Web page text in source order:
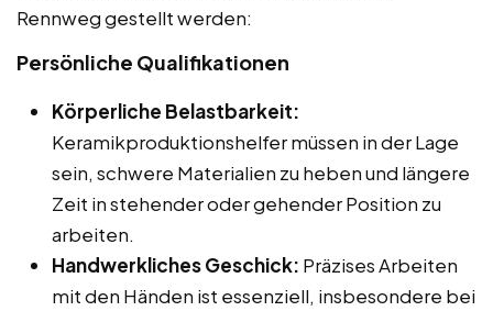
Rennweg gestellt werden:
Persönliche Qualifikationen
Körperliche Belastbarkeit:
Keramikproduktionshelfer müssen in der Lage
sein, schwere Materialien zu heben und längere
Zeit in stehender oder gehender Position zu
arbeiten.
Handwerkliches Geschick: Präzises Arbeiten
mit den Händen ist essenziell, insbesondere bei